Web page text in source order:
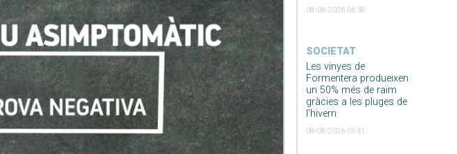
08/08/2026 06:38
SOCIETAT
Les vinyes de
Formentera produeixen
un 50% més de raïm
gràcies a les pluges de
l’hivern
08/08/2026 05:41